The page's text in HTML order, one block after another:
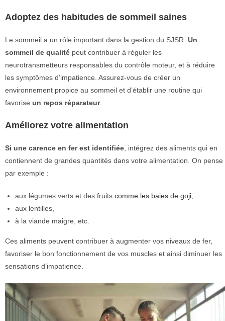
Adoptez des habitudes de sommeil saines
Le sommeil a un rôle important dans la gestion du SJSR. Un
sommeil de qualité peut contribuer à réguler les
neurotransmetteurs responsables du contrôle moteur, et à réduire
les symptômes d’impatience. Assurez-vous de créer un
environnement propice au sommeil et d’établir une routine qui
favorise un repos réparateur.
Améliorez votre alimentation
Si une carence en fer est identifiée , intégrez des aliments qui en
contiennent de grandes quantités dans votre alimentation. On pense
par exemple :
aux légumes verts et des fruits comme les baies de goji
aux lentilles,
à la viande maigre, etc.
Ces aliments peuvent contribuer à augmenter vos niveaux de fer,
favoriser le bon fonctionnement de vos muscles et ainsi diminuer les
sensations d’impatience.